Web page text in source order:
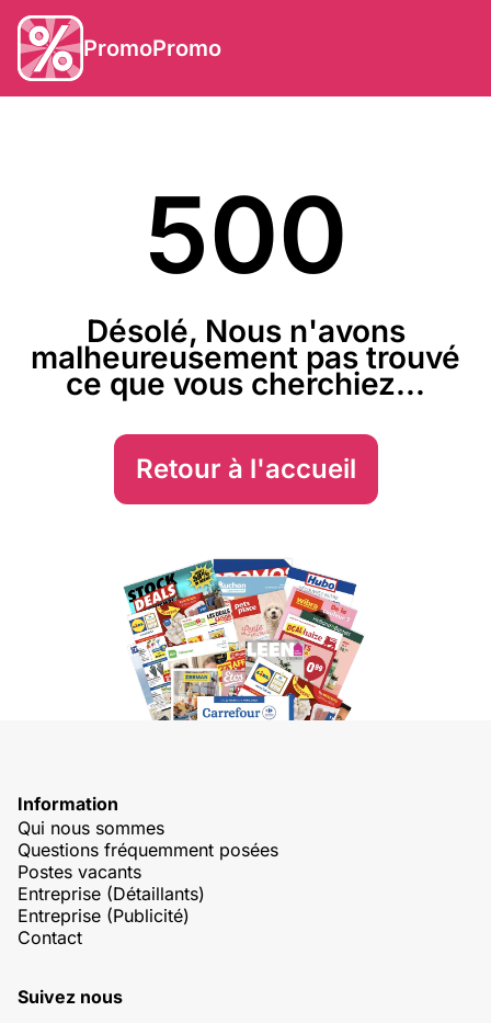
PromoPromo
500
Désolé, Nous n'avons
malheureusement pas trouvé
ce que vous cherchiez...
Retour à l'accueil
Information
Qui nous sommes
Questions fréquemment posées
Postes vacants
Entreprise (Détaillants)
Entreprise (Publicité)
Contact
Suivez nous